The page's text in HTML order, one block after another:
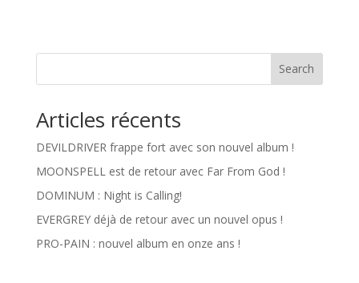
Search
Articles récents
DEVILDRIVER frappe fort avec son nouvel album !
MOONSPELL est de retour avec Far From God !
DOMINUM : Night is Calling!
EVERGREY déjà de retour avec un nouvel opus !
PRO-PAIN : nouvel album en onze ans !